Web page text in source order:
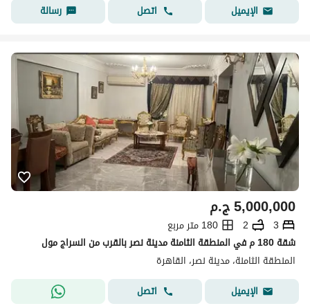
الإيميل
اتصل رسالة
ج.م5,000,000
3
2
180 متر مربع
شقة 180 م في المنطقة الثامنة مدينة نصر بالقرب من السراج مول
المنطقة الثامنة، مدينة نصر، القاهرة
الإيميل
اتصل